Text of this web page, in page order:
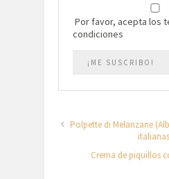
Por favor, acepta los
condiciones
Polpette di Melanzane
Crema de piquillos